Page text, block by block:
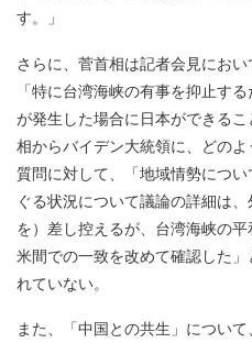
す。」
さらに、菅首相は記者会見におい
「特に台湾海峡の有事を抑止す
が発生した場合に日本ができる
相からバイデン大統領に、どの
質問に対して、「地域情勢につ
ぐる状況について議論の詳細は
を）差し控えるが、台湾海峡の
米間での一致を改めて確認した
れていない。
また、「中国との共生」につい